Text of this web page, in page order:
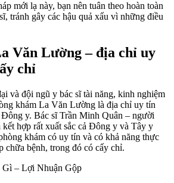
mới lạ này, bạn nên tuân theo hoàn toàn
tránh gây các hậu quả xấu vì những điều
Văn Lường – địa chỉ uy
chỉ
và đội ngũ y bác sĩ tài năng, kinh nghiệm
khám La Văn Lường là địa chỉ uy tín
y. Bác sĩ Trần Minh Quân – người
kết hợp rất xuất sắc cả Đông y và Tây y
khám có uy tín và có khả năng thực
chữa bệnh, trong đó có cấy chỉ.
Gì – Lợi Nhuận Gộp